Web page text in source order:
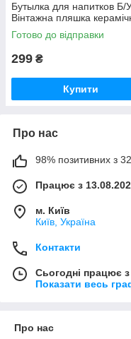
Бутылка для напитков Б/
Вінтажна пляшка
Готово до відправки
299 ₴
Купити
Про нас
98% позитивних з
Працює з
м. Київ
Київ, Україна
Контакти
Сьогодні працює
Показати весь
Про нас